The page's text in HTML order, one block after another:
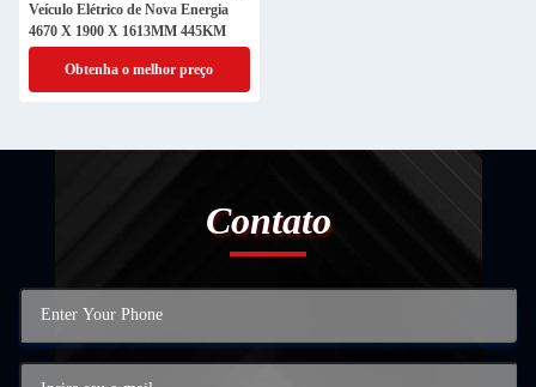
Veículo Elétrico de Nova Energia
4670 X 1900 X 1613MM 445KM
Obtenha o melhor preço
Contato